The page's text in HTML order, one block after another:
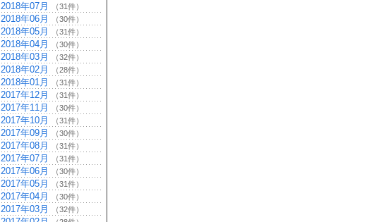
2018年07月 （31件）
2018年06月 （30件）
2018年05月 （31件）
2018年04月 （30件）
2018年03月 （32件）
2018年02月 （28件）
2018年01月 （31件）
2017年12月 （31件）
2017年11月 （30件）
2017年10月 （31件）
2017年09月 （30件）
2017年08月 （31件）
2017年07月 （31件）
2017年06月 （30件）
2017年05月 （31件）
2017年04月 （30件）
2017年03月 （32件）